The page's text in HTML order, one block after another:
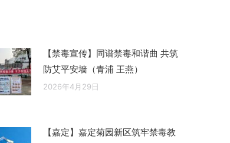
【禁毒宣传】同谱禁毒和谐曲 共筑
防艾平安墙（青浦 王燕）
2026年4月29日
【嘉定】嘉定菊园新区筑牢禁毒教